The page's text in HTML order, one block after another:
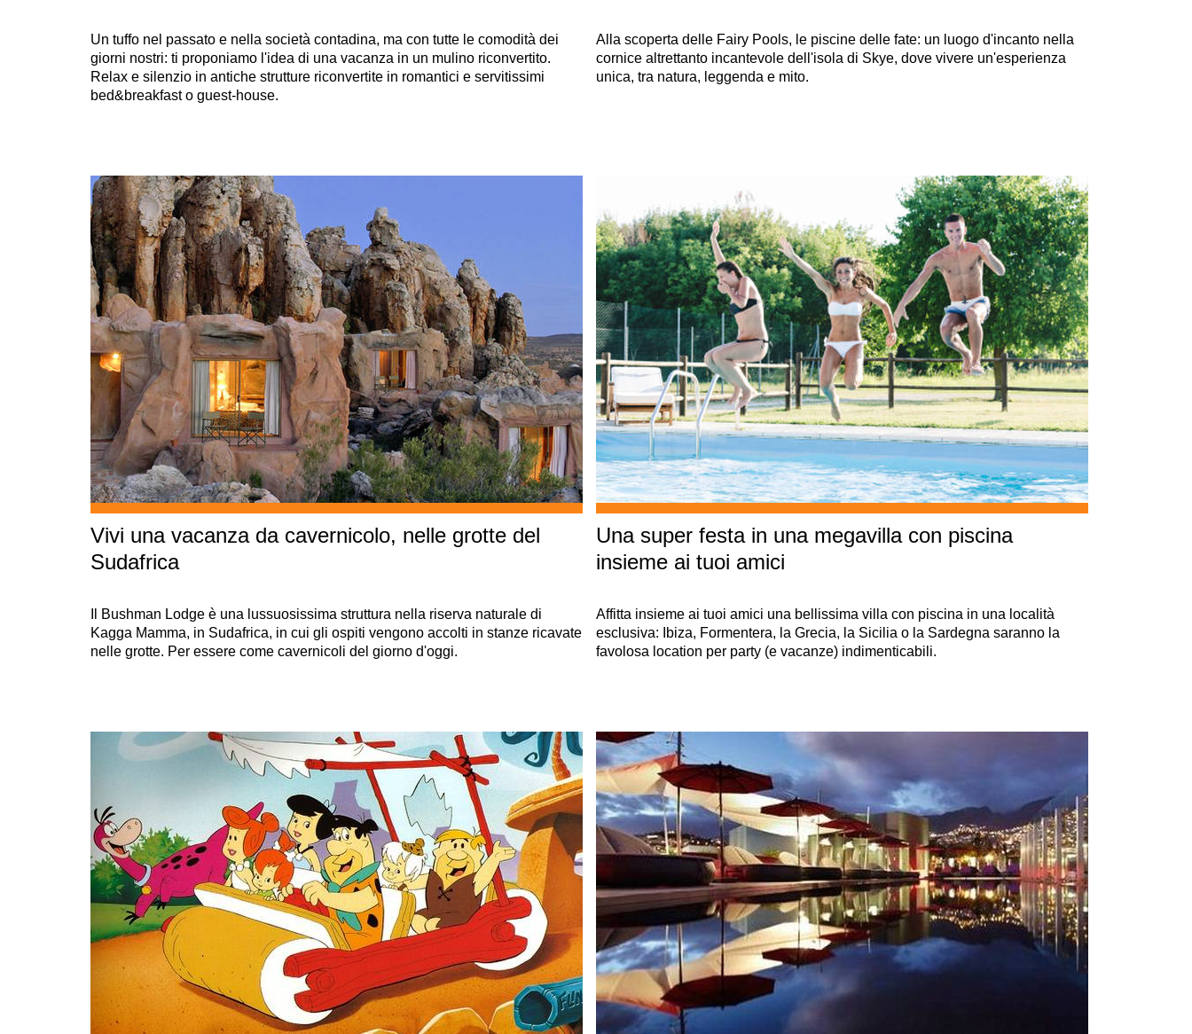
Un tuffo nel passato e nella società contadina, ma con tutte le comodità dei
giorni nostri: ti proponiamo l'idea di una vacanza in un mulino riconvertito.
Relax e silenzio in antiche strutture riconvertite in romantici e servitissimi
bed&breakfast o guest-house.
Alla scoperta delle Fairy Pools, le piscine delle fate: un luogo d'incanto nella
cornice altrettanto incantevole dell'isola di Skye, dove vivere un'esperienza
unica, tra natura, leggenda e mito.
Vivi una vacanza da cavernicolo, nelle grotte del
Sudafrica
Il Bushman Lodge è una lussuosissima struttura nella riserva naturale di
Kagga Mamma, in Sudafrica, in cui gli ospiti vengono accolti in stanze ricavate
nelle grotte. Per essere come cavernicoli del giorno d'oggi.
Una super festa in una megavilla con piscina
insieme ai tuoi amici
Affitta insieme ai tuoi amici una bellissima villa con piscina in una località
esclusiva: Ibiza, Formentera, la Grecia, la Sicilia o la Sardegna saranno la
favolosa location per party (e vacanze) indimenticabili.